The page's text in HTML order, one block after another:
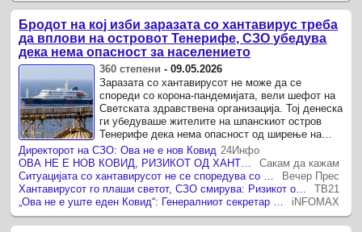
Бродот на кој изби заразата со хантавирус треба
да вплови на островот Тенерифе, СЗО убедува
дека нема опасност за населението
360 степени -09.05.2026
Заразата со хантавирусот не може да се
спореди со корона-пандемијата, вели шефот на
Светската здравствена организација. Тој денеска
ги убедуваше жителите на шпанскиот остров
Тенерифе дека нема опасност од ширење на
вирусот и покрај тоа што бродот на ...
Директорот на СЗО: Ова не е нов Ковид 24Инфо
ОВА НЕ Е НОВ КОВИД, РИЗИКОТ ОД ХАНТРАВИРУСОТ Е НИЗОК, ДИРЕКТОРОТ НА СЗО ГИ СМИРУВА ЖИТЕЛИТЕ НА ТЕНЕРИФЕ
Сакам да кажам
Ситуацијата со хантавирусот не се споредува со Ковид
Вечер Прес
Хантавирусот го плаши светот, СЗО смирува: Ризикот останува низок
ТВ21
„Ова не е уште еден Ковид“: Генералниот секретар на СЗО за хантавирусот
iNFOMAX